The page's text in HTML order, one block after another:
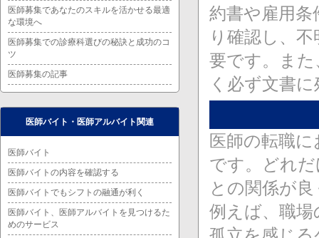
約書や雇用
り確認し、
要です。ま
く必ず文書
医師の転職
です。どれ
との関係が
例えば、職
医師募集であなたのスキルを活かせる最適
な環境へ
医師募集での診療科選びの秘訣と成功のコ
ツ
医師募集の記事
医師バイト・医師アルバイト関連
医師バイト
医師バイトの内容を確認する
医師バイトでもシフトの融通が利く
医師バイト、医師アルバイトを見つけるた
めのサービス